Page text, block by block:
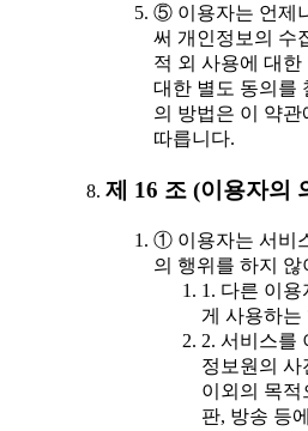
⑤ 이용자는 언제
써 개인정보의 수
적 외 사용에 대한
대한 별도 동의를
의 방법은 이 약관
따릅니다.
제 16 조 (이용자의
① 이용자는 서비
의 행위를 하지 않
1. 다른 이
게 사용하는
2. 서비스를
정보원의 사
이외의 목적
판, 방송 등